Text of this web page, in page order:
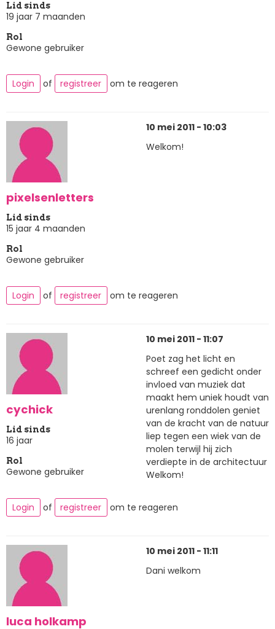
Lid sinds
19 jaar 7 maanden
Rol
Gewone gebruiker
Login of registreer om te reageren
pixelsenletters
Lid sinds
15 jaar 4 maanden
Rol
Gewone gebruiker
10 mei 2011 - 10:03
Welkom!
Login of registreer om te reageren
cychick
Lid sinds
16 jaar
Rol
Gewone gebruiker
10 mei 2011 - 11:07
Poet zag het licht en
schreef een gedicht onder
invloed van muziek dat
maakt hem uniek houdt van
urenlang ronddolen geniet
van de kracht van de natuur
liep tegen een wiek van de
molen terwijl hij zich
verdiepte in de architectuur
Welkom!
Login of registreer om te reageren
luca holkamp
10 mei 2011 - 11:11
Dani welkom